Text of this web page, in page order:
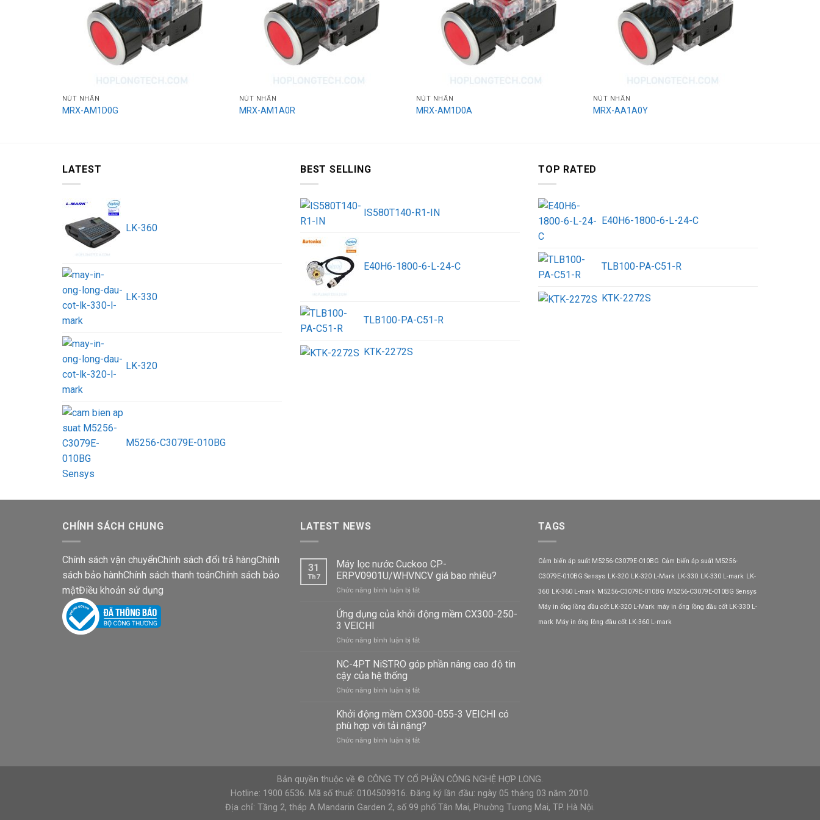
NÚT NHẤN
MRX-AM1D0G
NÚT NHẤN
MRX-AM1A0R
NÚT NHẤN
MRX-AM1D0A
NÚT NHẤN
MRX-AA1A0Y
LATEST
LK-360
LK-330
LK-320
M5256-C3079E-010BG
BEST SELLING
IS580T140-R1-IN
E40H6-1800-6-L-24-C
TLB100-PA-C51-R
KTK-2272S
TOP RATED
E40H6-1800-6-L-24-C
TLB100-PA-C51-R
KTK-2272S
CHÍNH SÁCH CHUNG
Chính sách vận chuyểnChính sách đổi trả hàngChính
sách bảo hànhChính sách thanh toánChính sách bảo
mậtĐiều khoản sử dụng
LATEST NEWS
31
Th7
Máy lọc nước Cuckoo CP-
ERPV0901U/WHVNCV giá bao nhiêu?
Chức năng bình luận bị tắtở
lọc
nước
CP-
giá
Ứng dụng của khởi động mềm CX300-250-
3 VEICHI
Chức năng bình luận bị tắtở
dụng
của
động
CX300-
250-
3
VEICHI
NC-4PT NiSTRO góp phần nâng cao độ tin
cậy của hệ thống
Chức năng bình luận bị tắtở
4PT
NiSTRO
góp
phần
tin
cậy
của
hệ
Khởi động mềm CX300-055-3 VEICHI có
phù hợp với tải nặng?
Chức năng bình luận bị tắtở
CX300-
055-
VEICHI
TAGS
Cảm biến áp suất M5256-C3079E-010BG Cảm biến áp suất M5256-
C3079E-010BG Sensys LK-320 LK-320 L-Mark LK-330 LK-330 L-mark LK-
360 LK-360 L-mark M5256-C3079E-010BG M5256-C3079E-010BG Sensys
Máy in ống lồng đầu cốt LK-320 L-Mark máy in ống lồng đầu cốt LK-330 L-
mark Máy in ống lồng đầu cốt LK-360 L-mark
Bản quyền thuộc về © CÔNG TY CỔ PHẦN CÔNG NGHỆ HỢP LONG.
Hotline: 1900 6536. Mã số thuế: 0104509916. Đăng ký lần đầu: ngày 05 tháng 03 năm 2010.
Địa chỉ: Tầng 2, tháp A Mandarin Garden 2, số 99 phố Tân Mai, Phường Tương Mai, TP. Hà Nội.